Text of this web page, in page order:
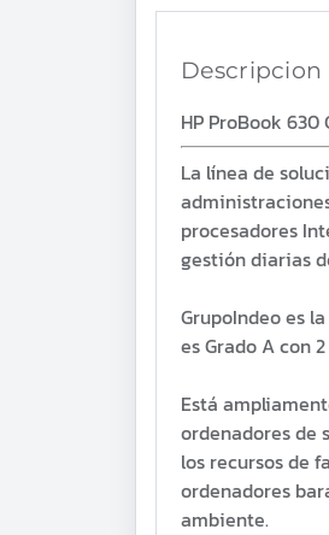
Descripcion
HP ProBook 630
La línea de
procesadores
gestión diarias
GrupoIndeo es
es Grado A con
Está
ordenadores de
los recursos de
ordenadores
ambiente.